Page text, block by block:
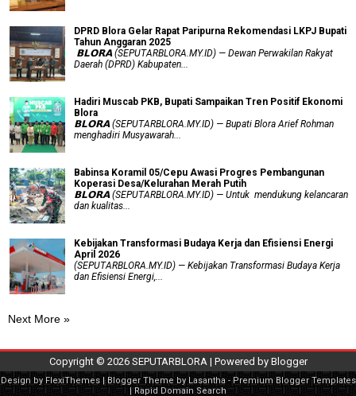
DPRD Blora Gelar Rapat Paripurna Rekomendasi LKPJ Bupati
Tahun Anggaran 2025
‎ 𝗕𝗟𝗢𝗥𝗔 (SEPUTARBLORA.MY.ID) — Dewan Perwakilan Rakyat
Daerah (DPRD) Kabupaten...
Hadiri Muscab PKB, Bupati Sampaikan Tren Positif Ekonomi
Blora
𝗕𝗟𝗢𝗥𝗔 (SEPUTARBLORA.MY.ID) — Bupati Blora Arief Rohman
menghadiri Musyawarah...
Babinsa Koramil 05/Cepu Awasi Progres Pembangunan
Koperasi Desa/Kelurahan Merah Putih
𝗕𝗟𝗢𝗥𝗔 (SEPUTARBLORA.MY.ID) — Untuk mendukung kelancaran
dan kualitas...
Kebijakan Transformasi Budaya Kerja dan Efisiensi Energi
April 2026
(SEPUTARBLORA.MY.ID) — Kebijakan Transformasi Budaya Kerja
dan Efisiensi Energi,...
Next More »
Copyright © 2026 SEPUTARBLORA | Powered by Blogger
Design by FlexiThemes| Blogger Theme by Lasantha-Premium Blogger Templates
|Rapid Domain Search